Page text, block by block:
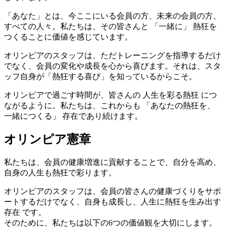
「あなた」とは、今ここにいる会員の方、未来の会員の方、
すべての人々。私たちは、その皆さんと 「一緒に」 熱狂を
つくることに価値を感じています。
オリンピアのスタッフは、ただトレーニングを指導するだけ
でなく、会員の変化や成長を心から喜びます。それは、スタ
ッフ自身が「熱狂する喜び」を知っているからこそ。
オリンピアで過ごす時間が、皆さんの 人生を彩る熱狂 につ
ながるように。私たちは、これからも 「あなたの熱狂を、
一緒につくる」 存在であり続けます。
オリンピア憲章
私たちは、会員の健康増進に貢献することで、自分を高め、
自身の人生も熱狂で彩ります。
オリンピアのスタッフは、会員の皆さんの健康づくりをサポ
ートするだけでなく、自身も成長し、人生に熱狂を生み出す
存在 です。
そのために、私たちは以下の6つの価値観を大切にします。